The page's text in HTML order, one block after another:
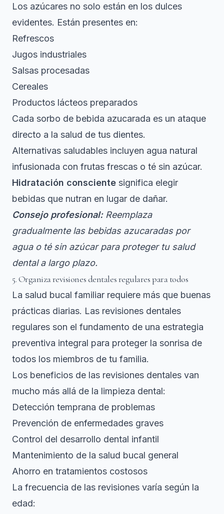
Los azúcares no solo están en los dulces
evidentes. Están presentes en:
Refrescos
Jugos industriales
Salsas procesadas
Cereales
Productos lácteos preparados
Cada sorbo de bebida azucarada es un ataque
directo a la salud de tus dientes.
Alternativas saludables incluyen agua natural
infusionada con frutas frescas o té sin azúcar.
Hidratación consciente significa elegir
bebidas que nutran en lugar de dañar.
Consejo profesional: Reemplaza
gradualmente las bebidas azucaradas por
agua o té sin azúcar para proteger tu salud
dental a largo plazo.
5. Organiza revisiones dentales regulares para todos
La salud bucal familiar requiere más que buenas
prácticas diarias. Las revisiones dentales
regulares son el fundamento de una estrategia
preventiva integral para proteger la sonrisa de
todos los miembros de tu familia.
Los beneficios de las revisiones dentales van
mucho más allá de la limpieza dental:
Detección temprana de problemas
Prevención de enfermedades graves
Control del desarrollo dental infantil
Mantenimiento de la salud bucal general
Ahorro en tratamientos costosos
La frecuencia de las revisiones varía según la
edad: